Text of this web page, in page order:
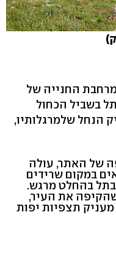
מתחיל מרחבת החנייה של
בשביל הכחול
הנחל שלמרגלותיו,
של האתר, עולה
במקום שרידים
בתל בהחלט מרגש.
את העיר,
מעניק תצפיות יפות